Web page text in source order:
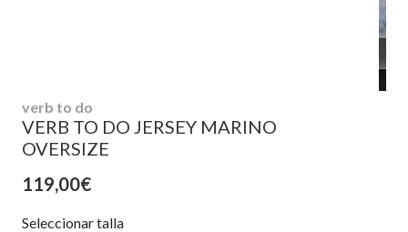
verb to do
VERB TO DO JERSEY MARINO
OVERSIZE
119,00€
Seleccionar talla